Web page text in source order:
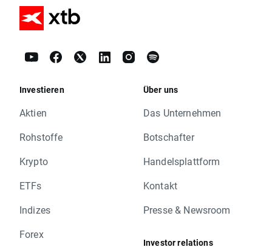
Investieren
Aktien
Rohstoffe
Krypto
ETFs
Indizes
Forex
Über uns
Das Unternehmen
Botschafter
Handelsplattform
Kontakt
Presse & Newsroom
Investor relations